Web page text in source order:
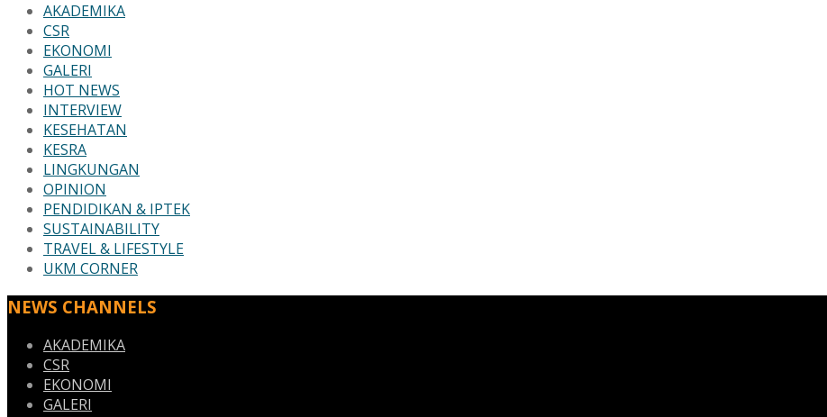
AKADEMIKA
CSR
EKONOMI
GALERI
HOT NEWS
INTERVIEW
KESEHATAN
KESRA
LINGKUNGAN
OPINION
PENDIDIKAN & IPTEK
SUSTAINABILITY
TRAVEL & LIFESTYLE
UKM CORNER
NEWS CHANNELS
AKADEMIKA
CSR
EKONOMI
GALERI